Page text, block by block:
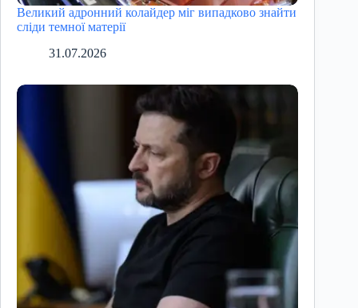
Великий адронний колайдер міг випадково знайти
сліди темної матерії
31.07.2026